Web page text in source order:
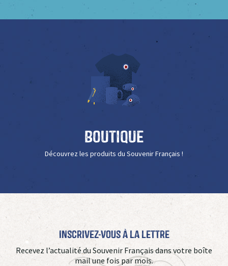
Boutique
Découvrez les produits du Souvenir Français !
Inscrivez-vous à La Lettre
Recevez l’actualité du Souvenir Français dans votre boîte
mail une fois par mois.